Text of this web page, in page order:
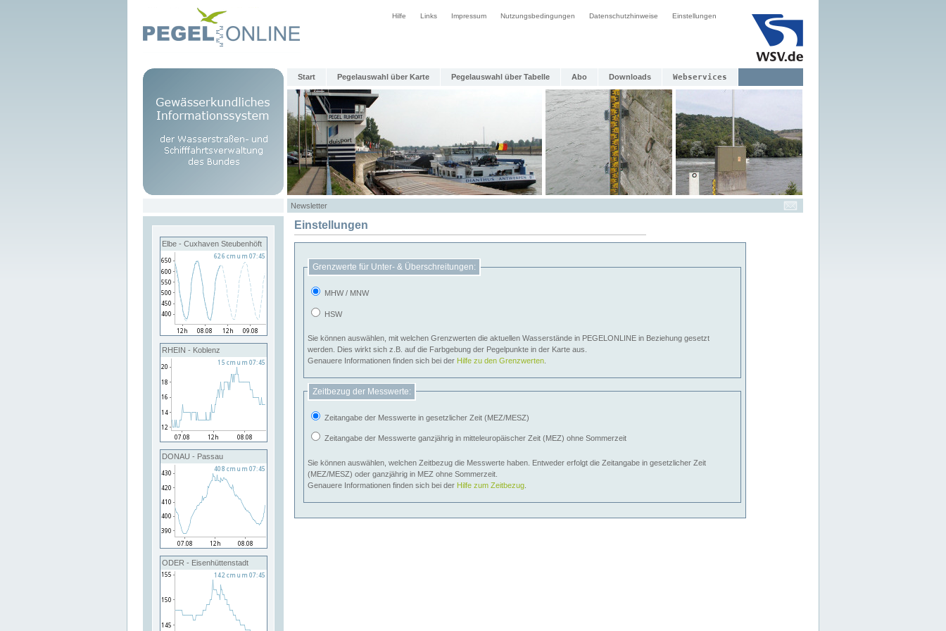
Hilfe Links Impressum Nutzungsbedingungen Datenschutzhinweise Einstellungen
Start Pegelauswahl über Karte Pegelauswahl über Tabelle Abo Downloads Webservices
Newsletter
Elbe - Cuxhaven Steubenhöft
RHEIN - Koblenz
DONAU - Passau
ODER - Eisenhüttenstadt
Einstellungen
Grenzwerte für Unter- & Überschreitungen:
MHW / MNW
HSW
Sie können auswählen, mit welchen Grenzwerten die aktuellen Wasserstände in PEGELONLINE in Beziehung gesetzt
werden. Dies wirkt sich z.B. auf die Farbgebung der Pegelpunkte in der Karte aus.
Genauere Informationen finden sich bei der Hilfe zu den Grenzwerten
Zeitbezug der Messwerte:
Zeitangabe der Messwerte in gesetzlicher Zeit (MEZ/MESZ)
Zeitangabe der Messwerte ganzjährig in mitteleuropäischer Zeit (MEZ) ohne Sommerzeit
Sie können auswählen, welchen Zeitbezug die Messwerte haben. Entweder erfolgt die Zeitangabe in gesetzlicher Zeit
(MEZ/MESZ) oder ganzjährig in MEZ ohne Sommerzeit.
Genauere Informationen finden sich bei der Hilfe zum Zeitbezug